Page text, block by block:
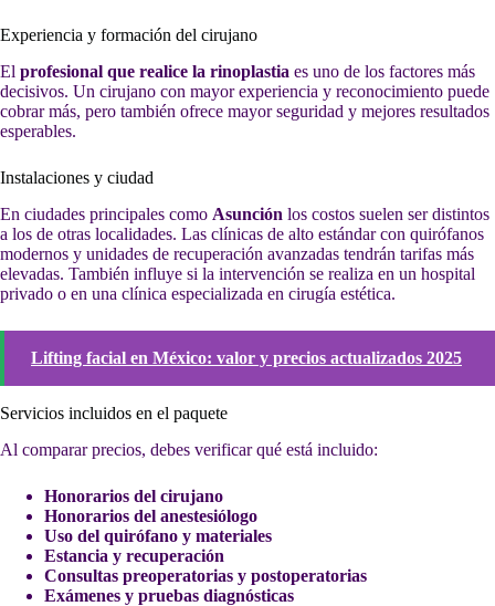
Experiencia y formación del cirujano
El profesional que realice la rinoplastia es uno de los factores más
decisivos. Un cirujano con mayor experiencia y reconocimiento puede
cobrar más, pero también ofrece mayor seguridad y mejores resultados
esperables.
Instalaciones y ciudad
En ciudades principales como Asunción los costos suelen ser distintos
a los de otras localidades. Las clínicas de alto estándar con quirófanos
modernos y unidades de recuperación avanzadas tendrán tarifas más
elevadas. También influye si la intervención se realiza en un hospital
privado o en una clínica especializada en cirugía estética.
Lifting facial en México: valor y precios actualizados 2025
Servicios incluidos en el paquete
Al comparar precios, debes verificar qué está incluido:
Honorarios del cirujano
Honorarios del anestesiólogo
Uso del quirófano y materiales
Estancia y recuperación
Consultas preoperatorias y postoperatorias
Exámenes y pruebas diagnósticas